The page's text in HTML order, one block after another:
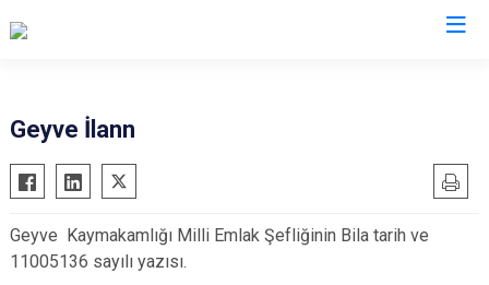
Akyazı
Ferizli
Geyve
Hendek
Söğütlü
Geyve İlann
Geyve Kaymakamlığı Milli Emlak Şefliğinin Bila tarih ve
11005136 sayılı yazısı.